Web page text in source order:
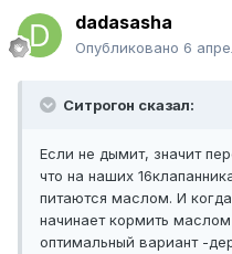
dadasasha
Опубликовано 6
Ситрогон сказал:
Если не дымит, значит
что на наших
питаются маслом. И
начинает кормить
оптимальный вариант -